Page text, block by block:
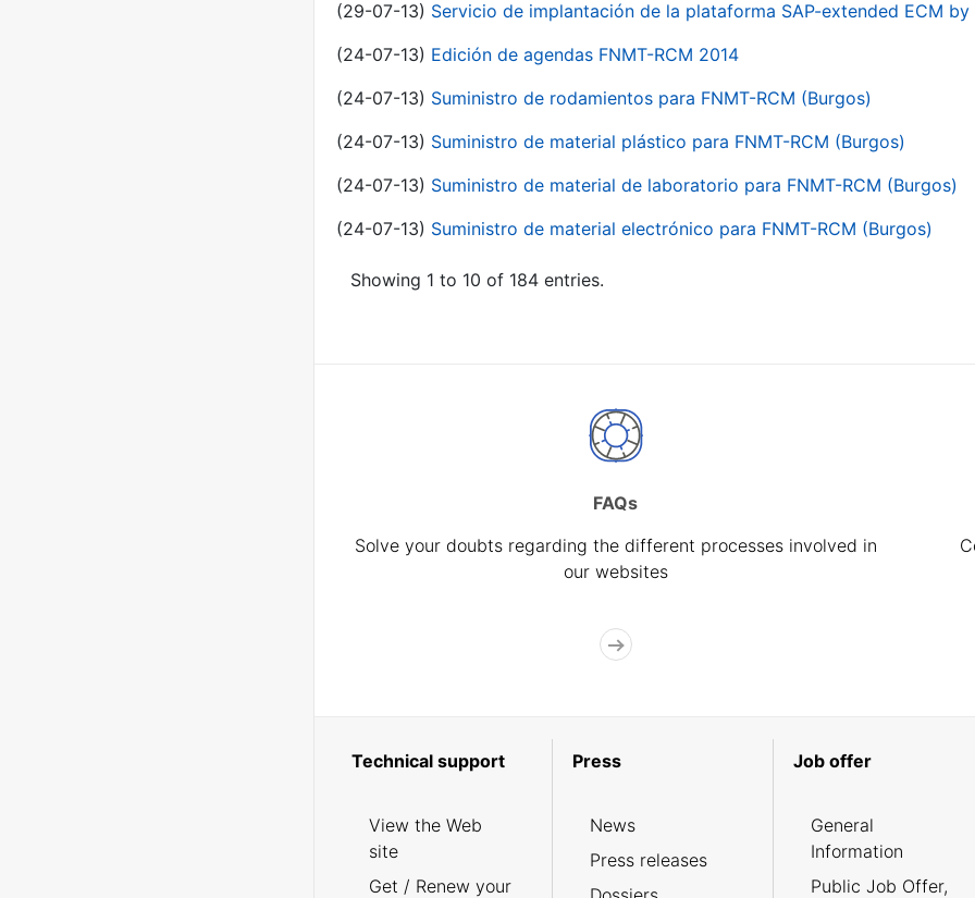
(29-07-13) Servicio de implantación de la plataforma SAP-extended ECM by
(24-07-13) Edición de agendas FNMT-RCM 2014
(24-07-13) Suministro de rodamientos para FNMT-RCM (Burgos)
(24-07-13) Suministro de material plástico para FNMT-RCM (Burgos)
(24-07-13) Suministro de material de laboratorio para FNMT-RCM (Burgos)
(24-07-13) Suministro de material electrónico para FNMT-RCM (Burgos)
Showing 1 to 10 of 184 entries.
FAQs
Solve your doubts regarding the different processes involved in
our websites
Technical support
View the Web
site
Get / Renew your
Press
News
Press releases
Job offer
General
Information
Public Job Offer,